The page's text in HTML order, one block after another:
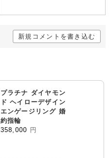
新規コメントを書き込む
プラチナ ダイヤモン
ド ヘイローデザイン
エンゲージリング 婚
約指輪
358,000 円